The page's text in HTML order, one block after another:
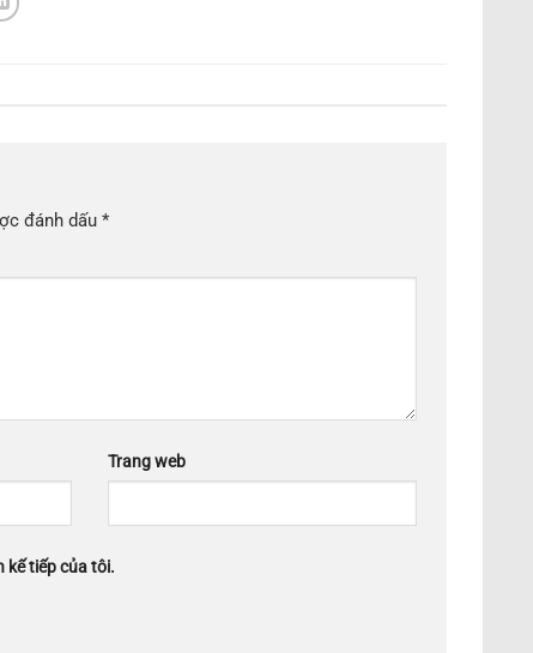
đánh dấu *
Trang web
kế tiếp của tôi.